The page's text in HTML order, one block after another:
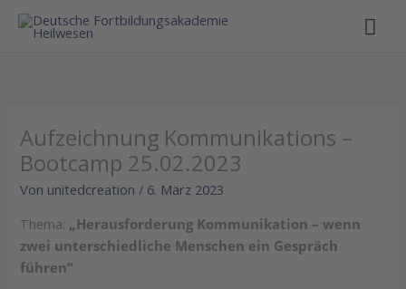
Aufzeichnung Kommunikations –
Bootcamp 25.02.2023
Von unitedcreation/ 6. März 2023
Thema: „Herausforderung Kommunikation – wenn
zwei unterschiedliche Menschen ein Gespräch
führen“